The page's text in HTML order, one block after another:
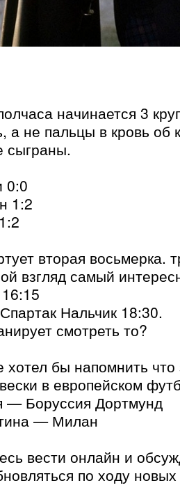
начинается 3
а не пальцы в кровь об
сыграны.
0:0
1:2
вторая восьмерка.
взгляд самый
Нальчик 18:30.
смотреть то?
бы напомнить что
в европейском
— Боруссия Дортмунд
— Милан
вести онлайн и
по ходу